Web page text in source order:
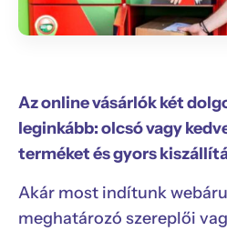
Az online vásárlók két
leginkább: olcsó vagy
terméket és gyors
Akár most indítunk
meghatározó szereplői